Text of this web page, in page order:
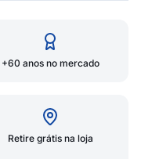
+60 anos no mercado
Retire grátis na loja